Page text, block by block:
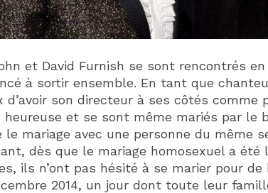
et David Furnish se sont rencontrés
à sortir ensemble. En tant que
d’avoir son directeur à ses côtés comme
heureuse et se sont même mariés par le
le mariage avec une personne du même
dès que le mariage homosexuel a été
ils n’ont pas hésité à se marier pour
2014, un jour dont toute leur